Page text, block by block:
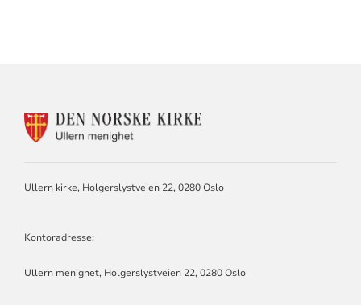
KONTAKTINFORMASJON
Ullern kirke, Holgerslystveien 22, 0280 Oslo
Kontoradresse:
Ullern menighet, Holgerslystveien 22, 0280 Oslo